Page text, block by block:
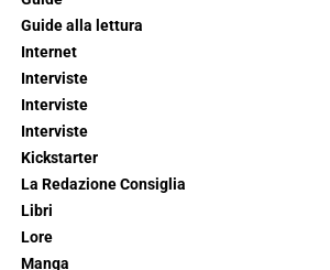
Guide alla lettura
Internet
Interviste
Interviste
Interviste
Kickstarter
La Redazione Consiglia
Libri
Lore
Manga